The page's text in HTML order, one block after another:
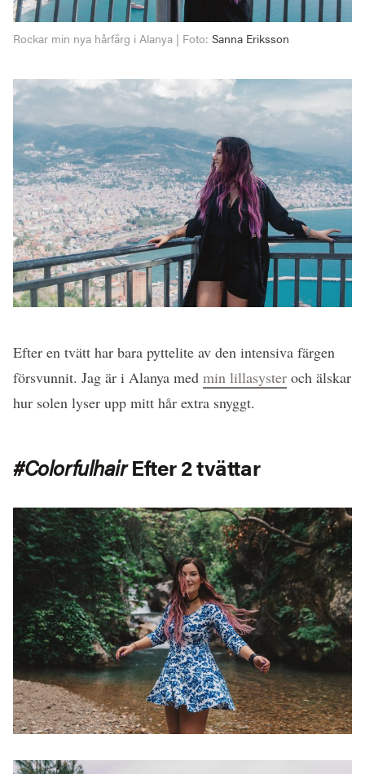
Rockar min nya hårfärg i Alanya | Foto: Sanna Eriksson
Efter en tvätt har bara pyttelite av den intensiva färgen
försvunnit. Jag är i Alanya med min lillasyster och älskar
hur solen lyser upp mitt hår extra snyggt.
#ColorfulhairEfter 2 tvättar